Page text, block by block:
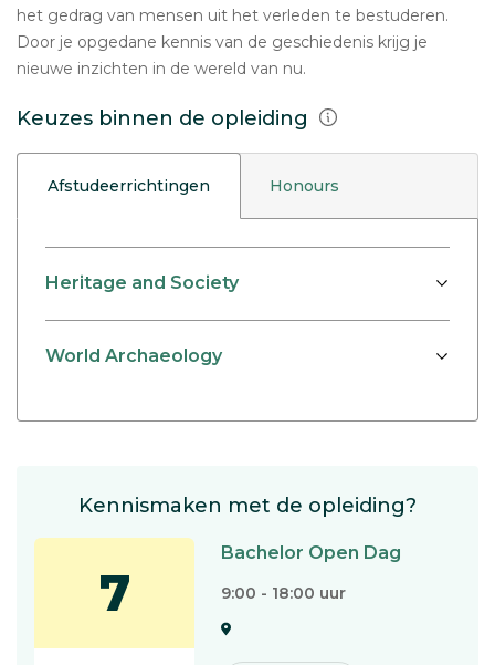
het gedrag van mensen uit het verleden te bestuderen.
Door je opgedane kennis van de geschiedenis krijg je
nieuwe inzichten in de wereld van nu.
Keuzes binnen de opleiding
Afstudeerrichtingen Honours
Heritage and Society
World Archaeology
Kennismaken met de opleiding?
7
Bachelor Open Dag
9:00 - 18:00 uur